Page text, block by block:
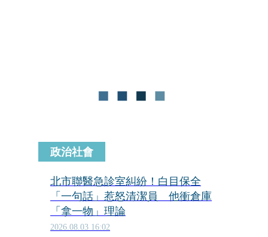
政治社會
北市聯醫急診室糾紛！白目保全
「一句話」惹怒清潔員 他衝倉庫
「拿一物」理論
2026.08.03 16:02